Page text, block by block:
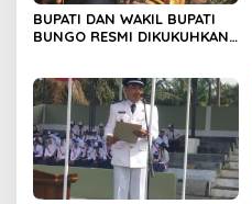
BUPATI DAN WAKIL BUPATI
BUNGO RESMI DIKUKUHKAN